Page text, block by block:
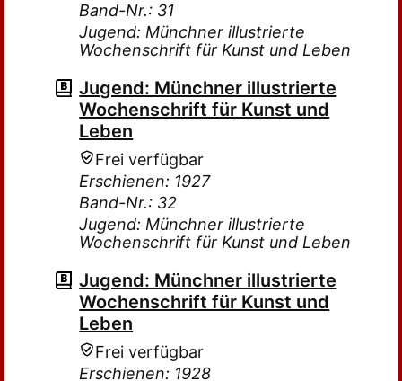
Band-Nr.: 31
Jugend: Münchner illustrierte
Wochenschrift für Kunst und Leben
Jugend: Münchner illustrierte
Wochenschrift für Kunst und
Leben
Frei verfügbar
Erschienen: 1927
Band-Nr.: 32
Jugend: Münchner illustrierte
Wochenschrift für Kunst und Leben
Jugend: Münchner illustrierte
Wochenschrift für Kunst und
Leben
Frei verfügbar
Erschienen: 1928